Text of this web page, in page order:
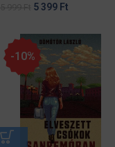
5 399 Ft
-10%